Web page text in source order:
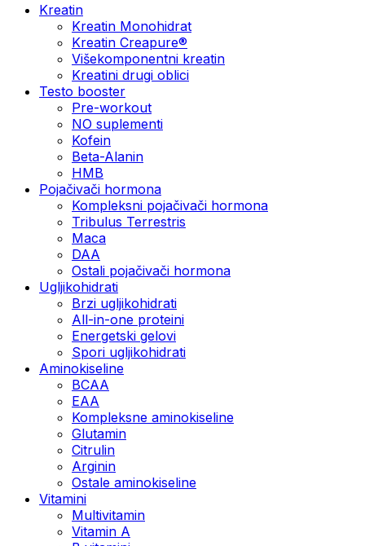
Kreatin
Kreatin Monohidrat
Kreatin Creapure®
Višekomponentni kreatin
Kreatini drugi oblici
Testo booster
Pre-workout
NO suplementi
Kofein
Beta-Alanin
HMB
Pojačivači hormona
Kompleksni pojačivači hormona
Tribulus Terrestris
Maca
DAA
Ostali pojačivači hormona
Ugljikohidrati
Brzi ugljikohidrati
All-in-one proteini
Energetski gelovi
Spori ugljikohidrati
Aminokiseline
BCAA
EAA
Kompleksne aminokiseline
Glutamin
Citrulin
Arginin
Ostale aminokiseline
Vitamini
Multivitamin
Vitamin A